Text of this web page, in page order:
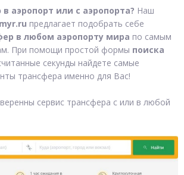
аэропорт или с аэропорта? Наш
предлагает подобрать себе
в любом аэропорту мира по самым
При помощи простой формы поиска
секунды найдете самые
трансфера именно для Вас!
сервис трансфера с или в любой